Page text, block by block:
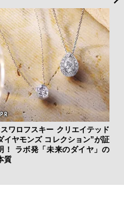
スワロフスキー クリエイテッド
イヤモンズ コレクション”が証
！ ラボ発「未来のダイヤ」の
質